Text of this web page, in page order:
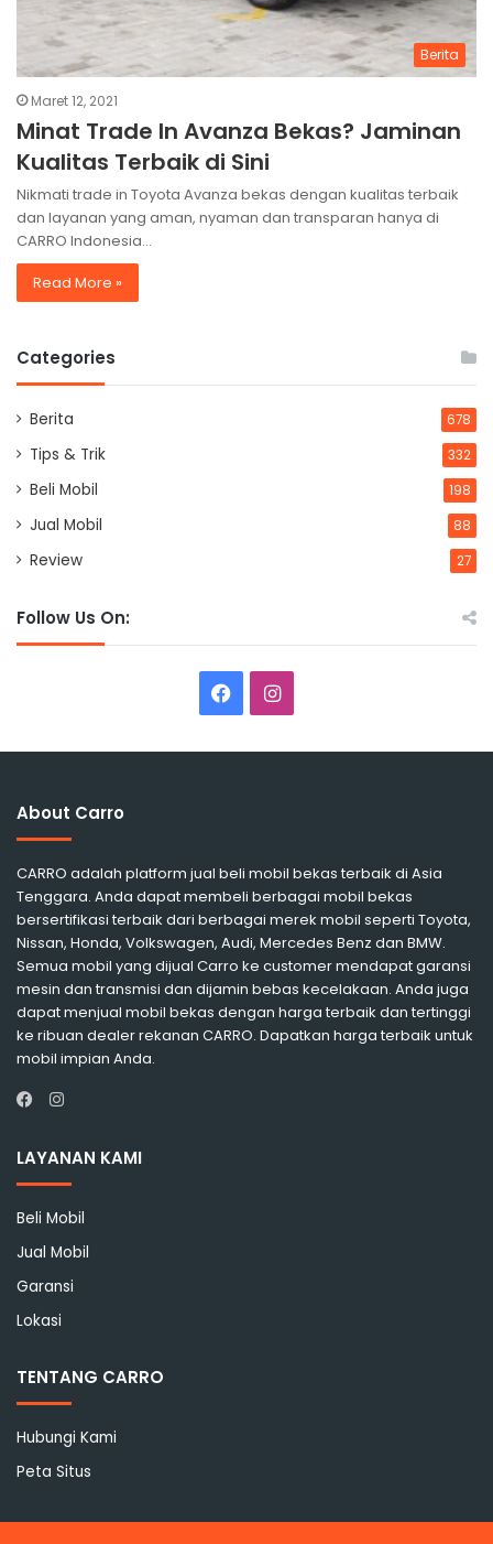
Berita
Maret 12, 2021
Minat Trade In Avanza Bekas? Jaminan
Kualitas Terbaik di Sini
Nikmati trade in Toyota Avanza bekas dengan kualitas terbaik
dan layanan yang aman, nyaman dan transparan hanya di
CARRO Indonesia…
Read More »
Categories
Berita 678
Tips & Trik 332
Beli Mobil 198
Jual Mobil 88
Review 27
Follow Us On:
FacebookInstagram
About Carro
CARRO adalah platform jual beli mobil bekas terbaik di Asia
Tenggara. Anda dapat membeli berbagai mobil bekas
bersertifikasi terbaik dari berbagai merek mobil seperti Toyota,
Nissan, Honda, Volkswagen, Audi, Mercedes Benz dan BMW.
Semua mobil yang dijual Carro ke customer mendapat garansi
mesin dan transmisi dan dijamin bebas kecelakaan. Anda juga
dapat menjual mobil bekas dengan harga terbaik dan tertinggi
ke ribuan dealer rekanan CARRO. Dapatkan harga terbaik untuk
mobil impian Anda.
Instagram
LAYANAN KAMI
Beli Mobil
Jual Mobil
Garansi
Lokasi
TENTANG CARRO
Hubungi Kami
Peta Situs